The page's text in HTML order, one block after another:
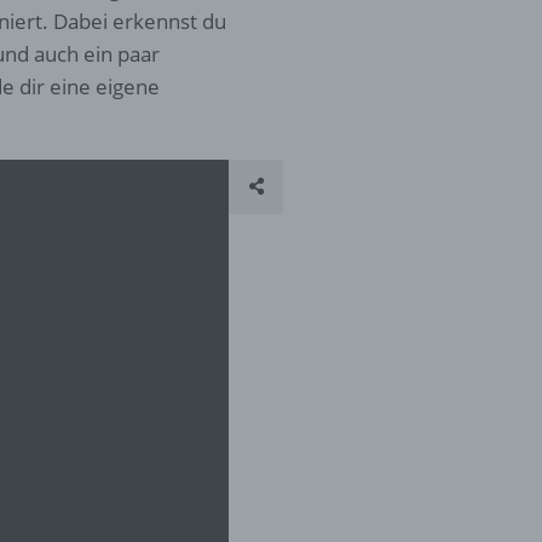
Dabei erkennst du
auch ein paar
dir eine eigene